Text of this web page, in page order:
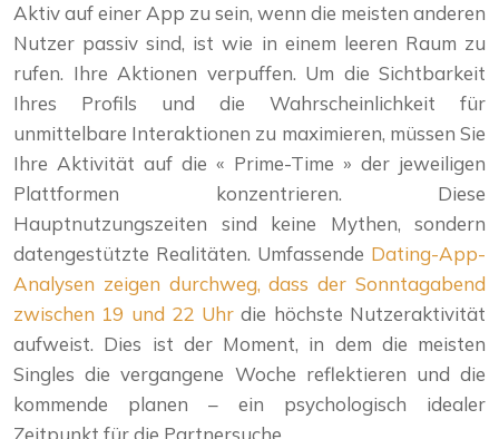
Aktiv auf einer App zu sein, wenn die meisten anderen
Nutzer passiv sind, ist wie in einem leeren Raum zu
rufen. Ihre Aktionen verpuffen. Um die Sichtbarkeit
Ihres Profils und die Wahrscheinlichkeit für
unmittelbare Interaktionen zu maximieren, müssen Sie
Ihre Aktivität auf die « Prime-Time » der jeweiligen
Plattformen konzentrieren. Diese
Hauptnutzungszeiten sind keine Mythen, sondern
datengestützte Realitäten. Umfassende Dating-App-
Analysen zeigen durchweg, dass der Sonntagabend
zwischen 19 und 22 Uhrdie höchste Nutzeraktivität
aufweist. Dies ist der Moment, in dem die meisten
Singles die vergangene Woche reflektieren und die
kommende planen – ein psychologisch idealer
Zeitpunkt für die Partnersuche.